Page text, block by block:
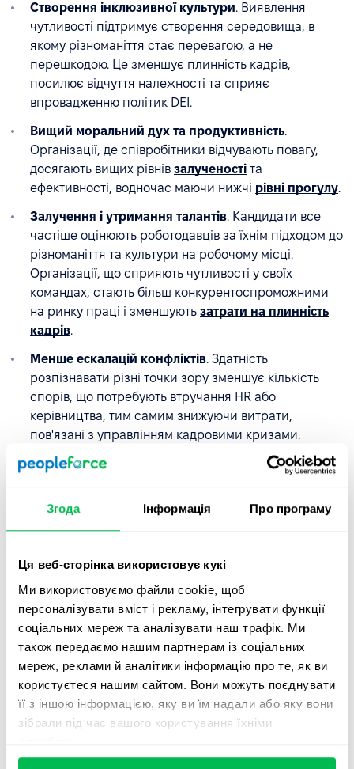
Згода Інформація Про програму
Ця веб-сторінка використовує кукі
Ми використовуємо файли cookie, щоб
персоналізувати вміст і рекламу, інтегрувати функції
соціальних мереж та аналізувати наш трафік. Ми
також передаємо нашим партнерам із соціальних
мереж, реклами й аналітики інформацію про те, як ви
користуєтеся нашим сайтом. Вони можуть поєднувати
її з іншою інформацією, яку ви їм надали або яку вони
зібрали під час вашого користування їхніми
Створення інклюзивної культури. Виявлення
чутливості підтримує створення середовища, в
якому різноманіття стає перевагою, а не
перешкодою. Це зменшує плинність кадрів,
посилює відчуття належності та сприяє
впровадженню політик DEI.
Вищий моральний дух та продуктивність.
Організації, де співробітники відчувають повагу,
досягають вищих рівнів залученості та
ефективності, водночас маючи нижчі рівні прогулу.
Залучення і утримання талантів. Кандидати все
частіше оцінюють роботодавців за їхнім підходом до
різноманіття та культури на робочому місці.
Організації, що сприяють чутливості у своїх
командах, стають більш конкурентоспроможними
на ринку праці і зменшують затрати на плинність
кадрів.
Менше ескалацій конфліктів. Здатність
розпізнавати різні точки зору зменшує кількість
спорів, що потребують втручання HR або
керівництва, тим самим знижуючи витрати,
пов'язані з управлінням кадровими кризами.
Кращі командні відносини
. Чутливість сприяє
організаційний клімат, що відображається у
результатах опитувань задоволеності працівників.
Організації, що застосовують чутливість у
внутрішніх взаємодіях, краще здатні налагоджувати
міцні партнерські відносини з клієнтами та
діловими партнерами. Це безпосередньо зміцнює
їхрепутацію.
Випробування при
впровадженні навчання з